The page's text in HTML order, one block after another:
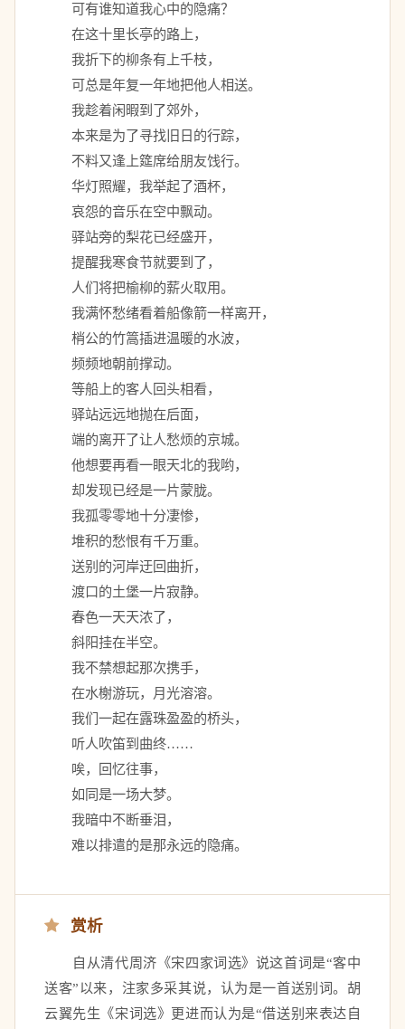
可有谁知道我心中的隐痛？
在这十里长亭的路上，
我折下的柳条有上千枝，
可总是年复一年地把他人相送。
我趁着闲暇到了郊外，
本来是为了寻找旧日的行踪，
不料又逢上筵席给朋友饯行。
华灯照耀，我举起了酒杯，
哀怨的音乐在空中飘动。
驿站旁的梨花已经盛开，
提醒我寒食节就要到了，
人们将把榆柳的薪火取用。
我满怀愁绪看着船像箭一样离开，
梢公的竹篙插进温暖的水波，
频频地朝前撑动。
等船上的客人回头相看，
驿站远远地抛在后面，
端的离开了让人愁烦的京城。
他想要再看一眼天北的我哟，
却发现已经是一片蒙胧。
我孤零零地十分凄惨，
堆积的愁恨有千万重。
送别的河岸迂回曲折，
渡口的土堡一片寂静。
春色一天天浓了，
斜阳挂在半空。
我不禁想起那次携手，
在水榭游玩，月光溶溶。
我们一起在露珠盈盈的桥头，
听人吹笛到曲终……
唉，回忆往事，
如同是一场大梦。
我暗中不断垂泪，
难以排遣的是那永远的隐痛。
赏析
自从清代周济《宋四家词选》说这首词是“客中
送客”以来，注家多采其说，认为是一首送别词。胡
云翼先生《宋词选》更进而认为是“借送别来表达自